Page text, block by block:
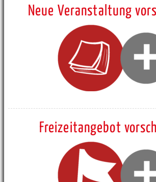
Neue Veranstaltung
Freizeitangebot